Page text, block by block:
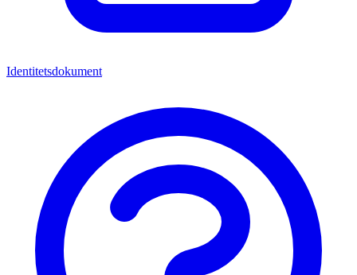
Identitetsdokument